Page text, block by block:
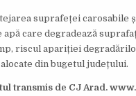
suprafeței
care degradează
riscul apariției
din bugetul județului.
transmis de CJ Arad.